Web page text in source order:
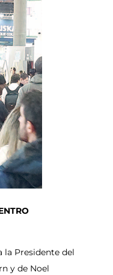
la Presidente del
y de Noel